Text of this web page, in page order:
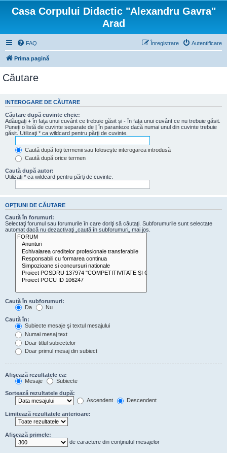
Casa Corpului Didactic "Alexandru Gavra"
Arad
FAQ Autentificare
Înregistrare
Prima pagină
Căutare
INTEROGARE DE CĂUTARE
Căutare după cuvinte cheie:
Adăugaţi + în faţa unui cuvânt ce trebuie găsit şi - în faţa unui cuvânt ce nu trebuie găsit.
Puneţi o listă de cuvinte separate de | în paranteze dacă numai unul din cuvinte trebuie
găsit. Utilizaţi * ca wildcard pentru părţi de cuvinte.
Caută după toţi termenii sau foloseşte interogarea introdusă
Caută după orice termen
Caută după autor:
Utilizaţi * ca wildcard pentru părţi de cuvinte.
OPŢIUNI DE CĂUTARE
Caută în forumuri:
Selectaţi forumul sau forumurile în care doriţi să căutaţi. Subforumurile sunt selectate
automat dacă nu dezactivaţi „caută în subforumuri„ mai jos.
Caută în subforumuri:
Da
Nu
Caută în:
Subiecte mesaje şi textul mesajului
Numai mesaj text
Doar titlul subiectelor
Doar primul mesaj din subiect
Afişează rezultatele ca:
Mesaje
Subiecte
Sortează rezultatele după:
Ascendent
Descendent
Limitează rezultatele anterioare:
Afişează primele:
de caractere din conţinutul mesajelor